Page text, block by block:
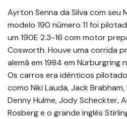
Ayrton Senna da Silva com seu
modelo 190 número 11 foi
um 190E 2.3-16 com motor
Cosworth. Houve uma corrida
alemã em 1984 em Nürburgring
Os carros era idênticos
como Niki Lauda, Jack Brabham,
Denny Hulme, Jody Scheckter,
Rosberg e o grande inglês